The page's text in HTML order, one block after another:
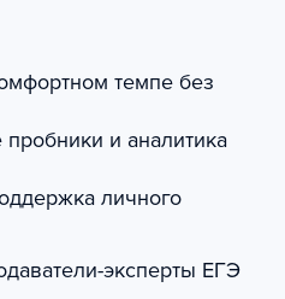
темпе без
и аналитика
личного
эксперты ЕГЭ